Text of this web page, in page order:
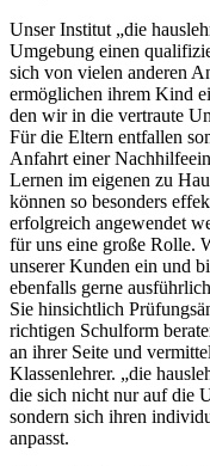
Unser Institut „die
Umgebung einen
sich von vielen anderen
ermöglichen ihrem Kind
den wir in die vertraute
Für die Eltern entfallen
Anfahrt einer
Lernen im eigenen zu
können so besonders
erfolgreich angewendet
für uns eine große Rolle.
unserer Kunden ein und
ebenfalls gerne
Sie hinsichtlich
richtigen Schulform
an ihrer Seite und
Klassenlehrer. „die
die sich nicht nur auf die
sondern sich ihren
anpasst.